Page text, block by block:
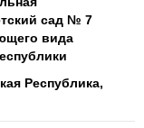
сад № 7
вида
Республика,